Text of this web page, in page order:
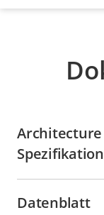
Architecture
Spezifikation
Datenblatt